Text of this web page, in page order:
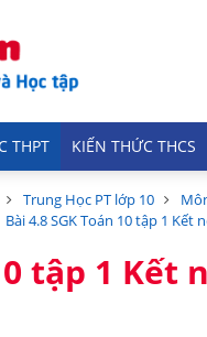
THPT KIẾN THỨC THCS
Trung Học PT lớp 10
Bài 4.8 SGK Toán 10 tập 1 Kết
tập 1